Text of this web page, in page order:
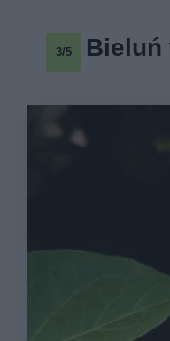
3/5 Bieluń